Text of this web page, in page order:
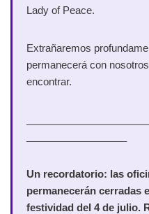
Lady of Peace.
Extrañaremos
permanecerá con
encontrar.
Un recordatorio: las
permanecerán cerradas
festividad del 4 de julio.